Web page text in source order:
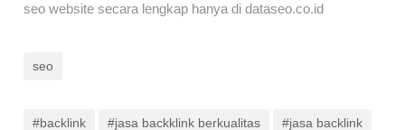
seo website secara lengkap hanya di dataseo.co.id
seo
#backlink #jasa backklink berkualitas
#jasa backlink